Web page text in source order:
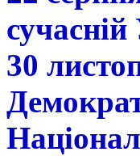
сучасній
30